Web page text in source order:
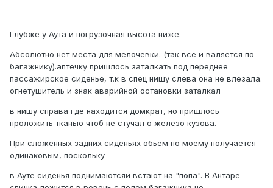
Глубже у Аута и погрузочная высота ниже.
Абсолютно нет места для мелочевки. (так все и валяется по
багажнику).аптечку пришлось заталкать под переднее
пассажирское сиденье, т.к в спец нишу слева она не влезала.
огнетушитель и знак аварийной остановки заталкал
в нишу справа где находится домкрат, но пришлось
проложить тканью чтоб не стучал о железо кузова.
При сложенных задних сиденьях обьем по моему получается
одинаковым, поскольку
в Ауте сиденья поднимаютсяи встают на "попа". В Антаре